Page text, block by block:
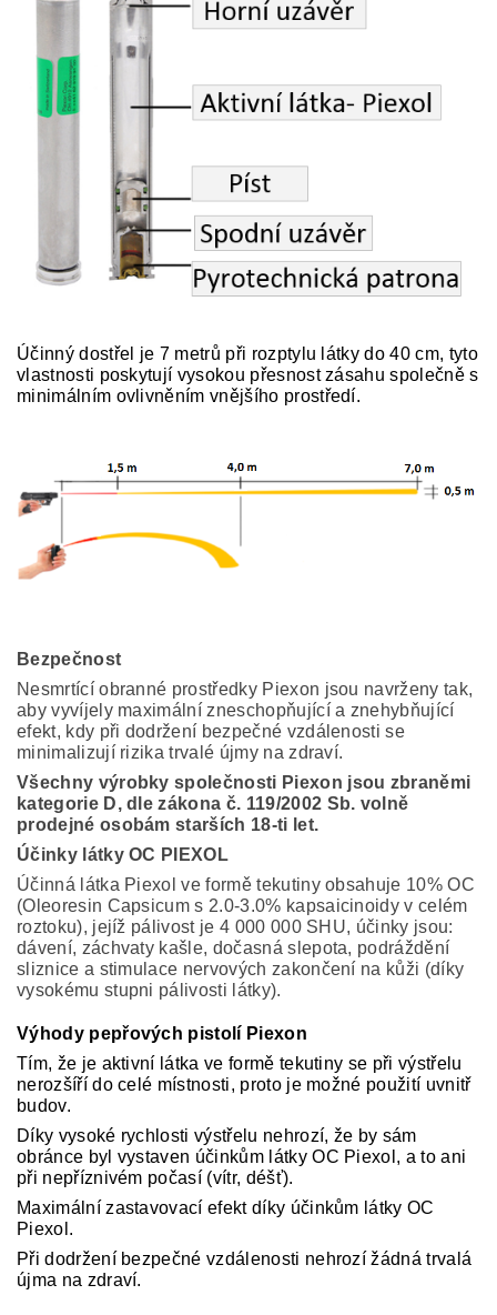
Účinný dostřel je 7 metrů při rozptylu látky do 40 cm, tyto
vlastnosti poskytují vysokou přesnost zásahu společně s
minimálním ovlivněním vnějšího prostředí.
Bezpečnost
Nesmrtící obranné prostředky Piexon jsou navrženy tak,
aby vyvíjely maximální zneschopňující a znehybňující
efekt, kdy při dodržení bezpečné vzdálenosti se
minimalizují rizika trvalé újmy na zdraví.
Všechny výrobky společnosti Piexon jsou zbraněmi
kategorie D, dle zákona č. 119/2002 Sb. volně
prodejné osobám starších 18-ti let.
Účinky látky OC PIEXOL
Účinná látka Piexol ve formě tekutiny obsahuje 10% OC
(Oleoresin Capsicum s 2.0-3.0% kapsaicinoidy v celém
roztoku), jejíž pálivost je 4 000 000 SHU, účinky jsou:
dávení, záchvaty kašle, dočasná slepota, podráždění
sliznice a stimulace nervových zakončení na kůži (díky
vysokému stupni pálivosti látky).
Výhody pepřových pistolí Piexon
Tím, že je aktivní látka ve formě tekutiny se při výstřelu
nerozšíří do celé místnosti, proto je možné použití uvnitř
budov.
Díky vysoké rychlosti výstřelu nehrozí, že by sám
obránce byl vystaven účinkům látky OC Piexol, a to ani
při nepříznivém počasí (vítr, déšť).
Maximální zastavovací efekt díky účinkům látky OC
Piexol.
Při dodržení bezpečné vzdálenosti nehrozí žádná trvalá
újma na zdraví.